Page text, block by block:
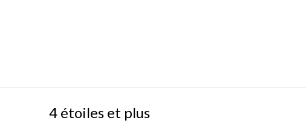
4 étoiles et plus